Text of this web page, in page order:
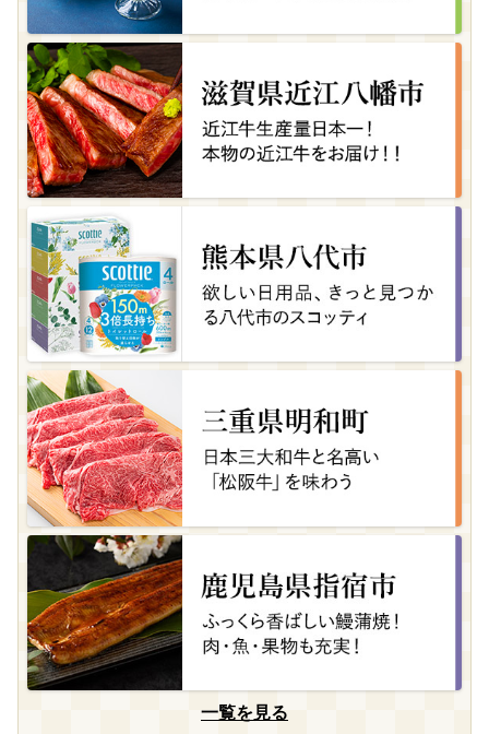
一覧を見る